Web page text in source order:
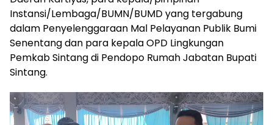
Instansi/Lembaga/BUMN/BUMD yang tergabung
dalam Penyelenggaraan Mal Pelayanan Publik Bumi
Senentang dan para kepala OPD Lingkungan
Pemkab Sintang di Pendopo Rumah Jabatan Bupati
Sintang.